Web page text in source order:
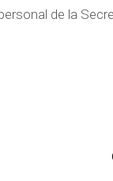
de la